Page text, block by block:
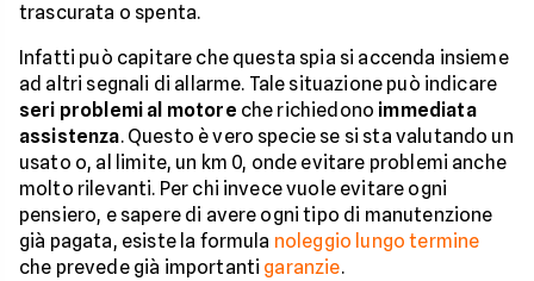
trascurata o spenta.
Infatti può capitare che questa spia si accenda insieme
ad altri segnali di allarme. Tale situazione può indicare
seri problemi al motore che richiedono immediata
assistenza. Questo è vero specie se si sta valutando un
usato o, al limite, un km 0, onde evitare problemi anche
molto rilevanti. Per chi invece vuole evitare ogni
pensiero, e sapere di avere ogni tipo di manutenzione
già pagata, esiste la formula noleggio lungo termine
che prevede già importanti garanzie.